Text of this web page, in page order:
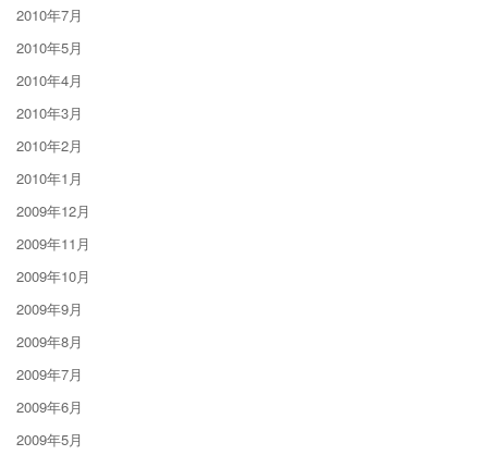
2010年7月
2010年5月
2010年4月
2010年3月
2010年2月
2010年1月
2009年12月
2009年11月
2009年10月
2009年9月
2009年8月
2009年7月
2009年6月
2009年5月